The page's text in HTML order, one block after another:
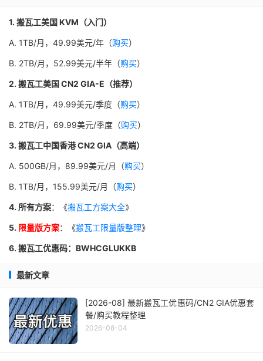
1. 搬瓦工美国 KVM（入门）
A. 1TB/月，49.99美元/年（购买）
B. 2TB/月，52.99美元/半年（购买）
2. 搬瓦工美国 CN2 GIA-E（推荐）
A. 1TB/月，49.99美元/季度（购买）
B. 2TB/月，69.99美元/季度（购买）
3. 搬瓦工中国香港 CN2 GIA（高端）
A. 500GB/月，89.99美元/月（购买）
B. 1TB/月，155.99美元/月（购买）
4. 所有方案：《搬瓦工方案大全》
5. 限量版方案：《搬瓦工限量版整理》
6. 搬瓦工优惠码：BWHCGLUKKB
最新文章
[2026-08] 最新搬瓦工优惠码/CN2 GIA优惠套
餐/购买教程整理
2026-08-04